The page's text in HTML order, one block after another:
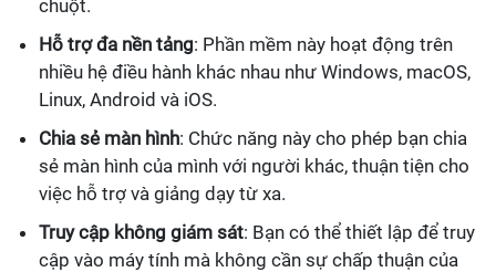
chuột.
Hỗ trợ đa nền tảng: Phần mềm này hoạt động trên
nhiều hệ điều hành khác nhau như Windows, macOS,
Linux, Android và iOS.
Chia sẻ màn hình: Chức năng này cho phép bạn chia
sẻ màn hình của mình với người khác, thuận tiện cho
việc hỗ trợ và giảng dạy từ xa.
Truy cập không giám sát: Bạn có thể thiết lập để truy
cập vào máy tính mà không cần sự chấp thuận của